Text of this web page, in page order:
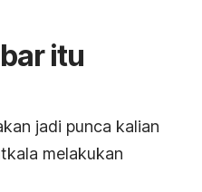
itu
jadi punca kalian
melakukan